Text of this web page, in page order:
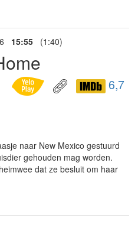
15:55 (1:40)
6,7
naar New Mexico gestuurd
gehouden mag worden.
dat ze besluit om haar